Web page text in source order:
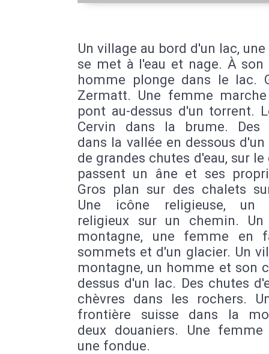
Un village au bord d'un lac,
se met à l'eau et nage. À son
homme plonge dans le lac.
Zermatt. Une femme
pont au-dessus d'un torrent.
Cervin dans la brume. Des
dans la vallée en dessous
de grandes chutes d'eau, sur
passent un âne et ses
Gros plan sur des chalets
Une icône religieuse, un
religieux sur un chemin.
montagne, une femme en
sommets et d'un glacier. Un
montagne, un homme et son
dessus d'un lac. Des chutes
chèvres dans les rochers.
frontière suisse dans la
deux douaniers. Une femme
une fondue.